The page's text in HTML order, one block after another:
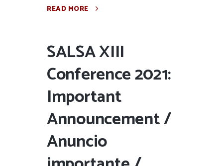
READ MORE
SALSA XIII
Conference 2021:
Important
Announcement /
Anuncio